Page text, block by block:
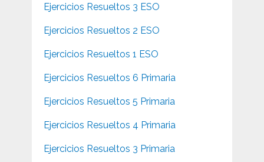
Ejercicios Resueltos 3 ESO
Ejercicios Resueltos 2 ESO
Ejercicios Resueltos 1 ESO
Ejercicios Resueltos 6 Primaria
Ejercicios Resueltos 5 Primaria
Ejercicios Resueltos 4 Primaria
Ejercicios Resueltos 3 Primaria